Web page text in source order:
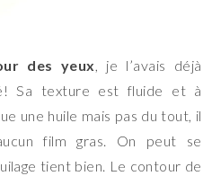
des yeux, je l’avais déjà
Sa texture est fluide et à
une huile mais pas du tout, il
film gras. On peut se
tient bien. Le contour de